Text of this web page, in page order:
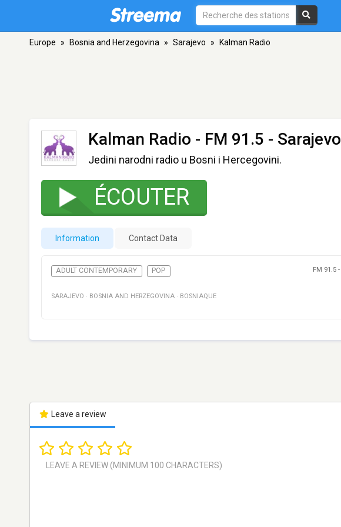
Europe » Bosnia and Herzegovina » Sarajevo » Kalman Radio
Kalman Radio - FM 91.5 - Sarajevo
Jedini narodni radio u Bosni i Hercegovini.
ÉCOUTER
Information Contact Data
ADULT CONTEMPORARY POP FM 91.5 -
SARAJEVO · BOSNIA AND HERZEGOVINA · BOSNIAQUE
Leave a review